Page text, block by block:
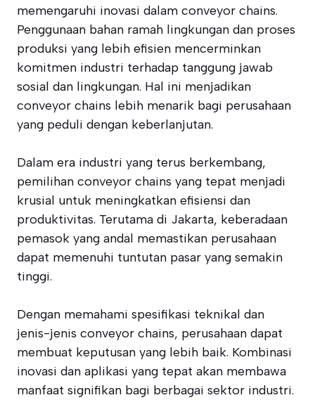
memengaruhi inovasi dalam conveyor chains.
Penggunaan bahan ramah lingkungan dan proses
produksi yang lebih efisien mencerminkan
komitmen industri terhadap tanggung jawab
sosial dan lingkungan. Hal ini menjadikan
conveyor chains lebih menarik bagi perusahaan
yang peduli dengan keberlanjutan.
Dalam era industri yang terus berkembang,
pemilihan conveyor chains yang tepat menjadi
krusial untuk meningkatkan efisiensi dan
produktivitas. Terutama di Jakarta, keberadaan
pemasok yang andal memastikan perusahaan
dapat memenuhi tuntutan pasar yang semakin
tinggi.
Dengan memahami spesifikasi teknikal dan
jenis-jenis conveyor chains, perusahaan dapat
membuat keputusan yang lebih baik. Kombinasi
inovasi dan aplikasi yang tepat akan membawa
manfaat signifikan bagi berbagai sektor industri.